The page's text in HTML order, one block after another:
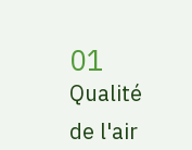
01
Qualité
de l'air